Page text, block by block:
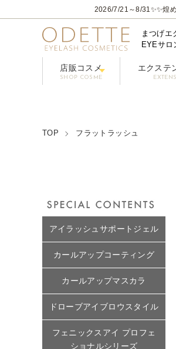
2026/7/21～8/31 ✨✨煌
まつげエ
EYEサロ
店販コスメ
SHOP COSME
エクステ
TOP フラットラッシュ
アイラッシュサポートジェル
カールアップコーティング
カールアップマスカラ
ドローブアイブロウスタイル
フェニックスアイ プロフェ
ショナルシリーズ